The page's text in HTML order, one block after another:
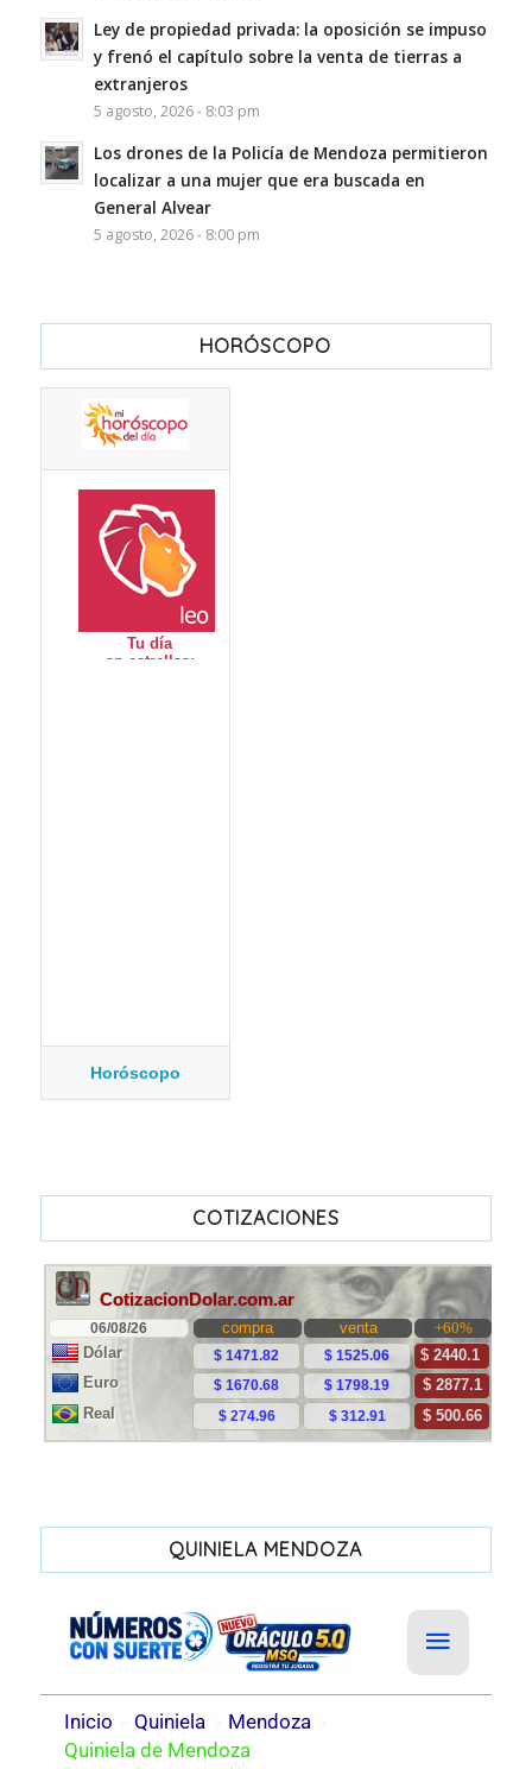
Ley de propiedad privada: la oposición se impuso
y frenó el capítulo sobre la venta de tierras a
extranjeros
5 agosto, 2026 - 8:03 pm
Los drones de la Policía de Mendoza permitieron
localizar a una mujer que era buscada en
General Alvear
5 agosto, 2026 - 8:00 pm
HORÓSCOPO
Horóscopo
COTIZACIONES
QUINIELA MENDOZA